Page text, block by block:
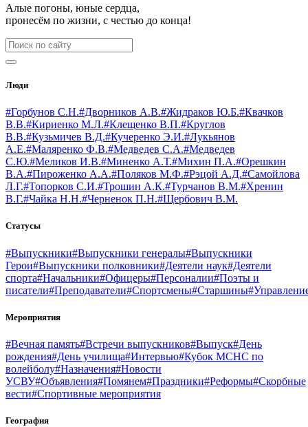
Алые погоны, юные сердца,
пронесём по жизни, с честью до конца!
Люди
#Горбунов С.Н.#Дворников А.В.#Жидраков Ю.Б.#Квачков
В.В.#Кириенко М.Л.#Клещенко В.П.#Круглов
В.В.#Кузьмичев В.Д.#Кучеренко Э.И.#Лукьянов
А.Е.#Маляренко Ф.В.#Медведев С.А.#Медведев
С.Ю.#Меликов И.В.#Миненко А.Т.#Михин П.А.#Орешкин
В.А.#Пироженко А.А.#Поляков М.Ф.#Рэцой А.Д.#Самойлова
Л.Г.#Топорков С.И.#Трошин А.К.#Турчанов В.М.#Хренин
В.Г.#Чайка Н.Н.#Черненок П.Н.#Щербович В.М.
Статусы
#Выпускники#Выпускники генералы#Выпускники
Герои#Выпускники полковники#Деятели наук#Деятели
спорта#Начальники#Офицеры#Персоналии#Поэты и
писатели#Преподаватели#Спортсмены#Старшины
Мероприятия
#Вечная память#Встречи выпускников#Выпуск#День
рождения#День училища#Интервью#Кубок МСНС по
волейболу#Назначения#Новости
УСВУ#Объявления#Помянем#Праздники#Реформы#Скорбные
вести#Спортивные мероприятия
География